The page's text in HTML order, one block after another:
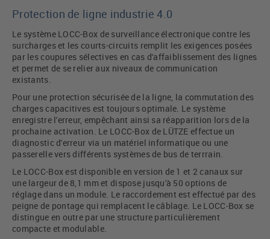
Protection de ligne industrie 4.0
Le système LOCC-Box de surveillance électronique contre les
surcharges et les courts-circuits remplit les exigences posées
par les coupures sélectives en cas d'affaiblissement des lignes
et permet de se relier aux niveaux de communication
existants.
Pour une protection sécurisée de la ligne, la commutation des
charges capacitives est toujours optimale. Le système
enregistre l'erreur, empêchant ainsi sa réapparition lors de la
prochaine activation. Le LOCC-Box de LÜTZE effectue un
diagnostic d'erreur via un matériel informatique ou une
passerelle vers différents systèmes de bus de terrrain.
Le LOCC-Box est disponible en version de 1 et 2 canaux sur
une largeur de 8,1 mm et dispose jusqu'à 50 options de
réglage dans un module. Le raccordement est effectué par des
peigne de pontage qui remplacent le câblage. Le LOCC-Box se
distingue en outre par une structure particulièrement
compacte et modulable.